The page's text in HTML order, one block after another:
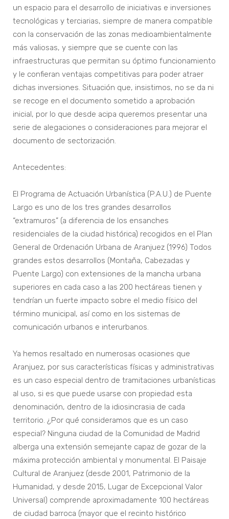
un espacio para el desarrollo de iniciativas e inversiones
tecnológicas y terciarias, siempre de manera compatible
con la conservación de las zonas medioambientalmente
más valiosas, y siempre que se cuente con las
infraestructuras que permitan su óptimo funcionamiento
y le confieran ventajas competitivas para poder atraer
dichas inversiones. Situación que, insistimos, no se da ni
se recoge en el documento sometido a aprobación
inicial, por lo que desde acipa queremos presentar una
serie de alegaciones o consideraciones para mejorar el
documento de sectorización.
Antecedentes:
El Programa de Actuación Urbanística (P.A.U.) de Puente
Largo es uno de los tres grandes desarrollos
“extramuros” (a diferencia de los ensanches
residenciales de la ciudad histórica) recogidos en el Plan
General de Ordenación Urbana de Aranjuez (1996) Todos
grandes estos desarrollos (Montaña, Cabezadas y
Puente Largo) con extensiones de la mancha urbana
superiores en cada caso a las 200 hectáreas tienen y
tendrían un fuerte impacto sobre el medio físico del
término municipal, así como en los sistemas de
comunicación urbanos e interurbanos.
Ya hemos resaltado en numerosas ocasiones que
Aranjuez, por sus características físicas y administrativas
es un caso especial dentro de tramitaciones urbanísticas
al uso, si es que puede usarse con propiedad esta
denominación, dentro de la idiosincrasia de cada
territorio. ¿Por qué consideramos que es un caso
especial? Ninguna ciudad de la Comunidad de Madrid
alberga una extensión semejante capaz de gozar de la
máxima protección ambiental y monumental. El Paisaje
Cultural de Aranjuez (desde 2001, Patrimonio de la
Humanidad, y desde 2015, Lugar de Excepcional Valor
Universal) comprende aproximadamente 100 hectáreas
de ciudad barroca (mayor que el recinto histórico